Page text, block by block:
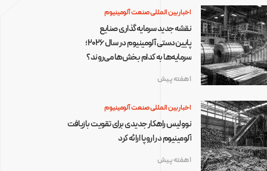
اخبار بین المللی صنعت آلومینیوم
نقشه جدید سرمایه‌گذاری صنایع
پایین‌دستی آلومینیوم در سال ۲۰۲۶؛
سرمایه‌ها به کدام بخش‌ها می‌روند؟
1 هفته پیش
اخبار بین المللی صنعت آلومینیوم
نوولیس راهکار جدیدی برای تقویت بازیافت
آلومینیوم در اروپا ارائه کرد
1 هفته پیش